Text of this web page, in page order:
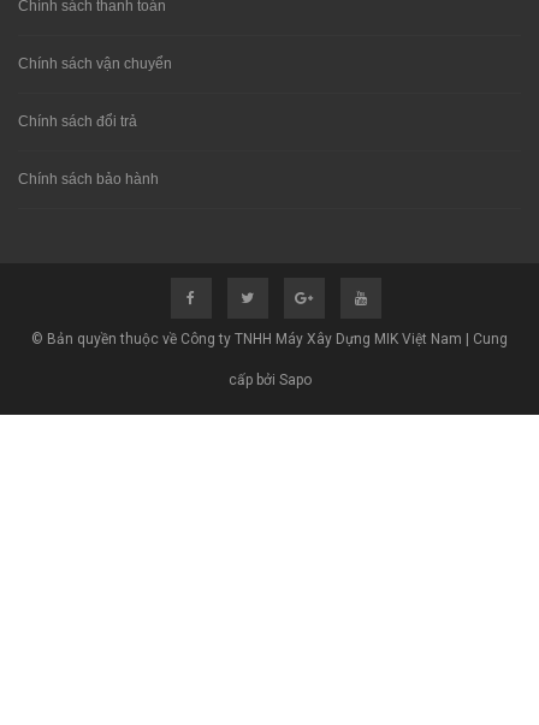
Chính sách thanh toán
Chính sách vận chuyển
Chính sách đổi trả
Chính sách bảo hành
© Bản quyền thuộc về Công ty TNHH Máy Xây Dựng MIK Việt Nam | Cung
cấp bởi Sapo